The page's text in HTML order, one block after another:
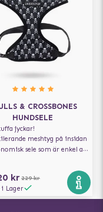
& CROSSBONES
HUNDSELE
jyckar!
meshtyg på insidan
sele som är enkel att ta på och av
kr 229 kr
i Lager